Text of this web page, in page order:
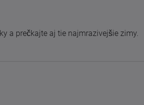
a prečkajte aj tie najmrazivejšie zimy.